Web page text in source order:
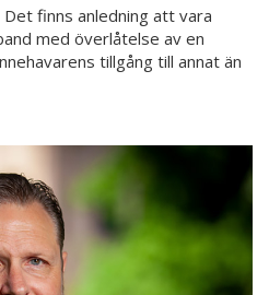
Det finns anledning att vara
med överlåtelse av en
tillgång till annat än